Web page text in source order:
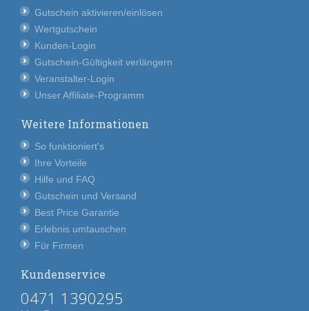
Gutschein aktivieren/einlösen
Wertgutschein
Kunden-Login
Gutschein-Gültigkeit verlängern
Veranstalter-Login
Unser Affiliate-Programm
Weitere Informationen
So funktioniert's
Ihre Vorteile
Hilfe und FAQ
Gutschein und Versand
Best Price Garantie
Erlebnis umtauschen
Für Firmen
Kundenservice
0471 1390295